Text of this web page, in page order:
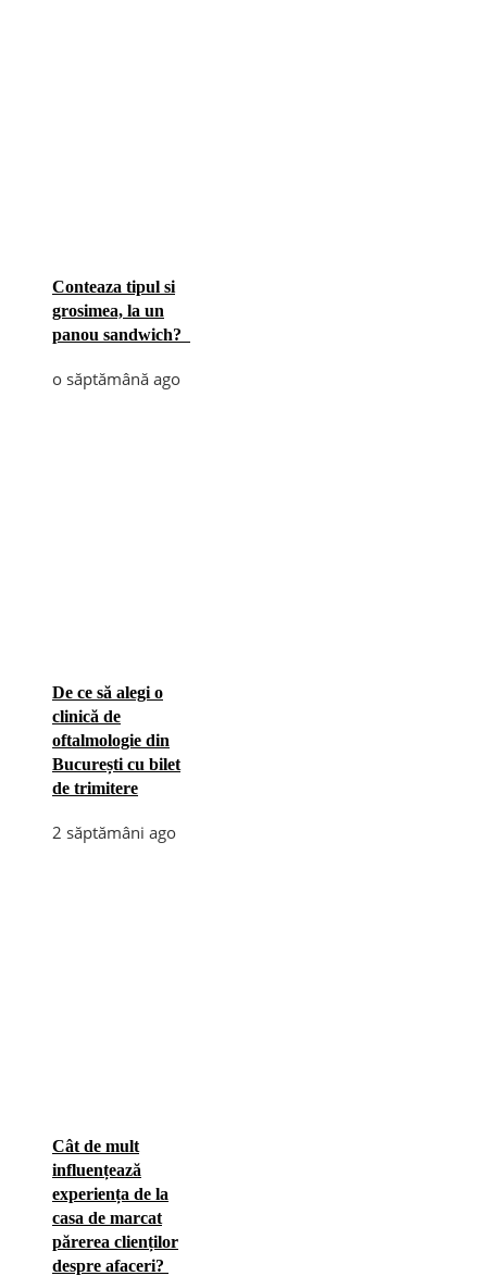
Conteaza tipul si
grosimea, la un
panou sandwich?
o săptămână ago
De ce să alegi o
clinică de
oftalmologie din
București cu bilet
de trimitere
2 săptămâni ago
Cât de mult
influențează
experiența de la
casa de marcat
părerea clienților
despre afaceri?